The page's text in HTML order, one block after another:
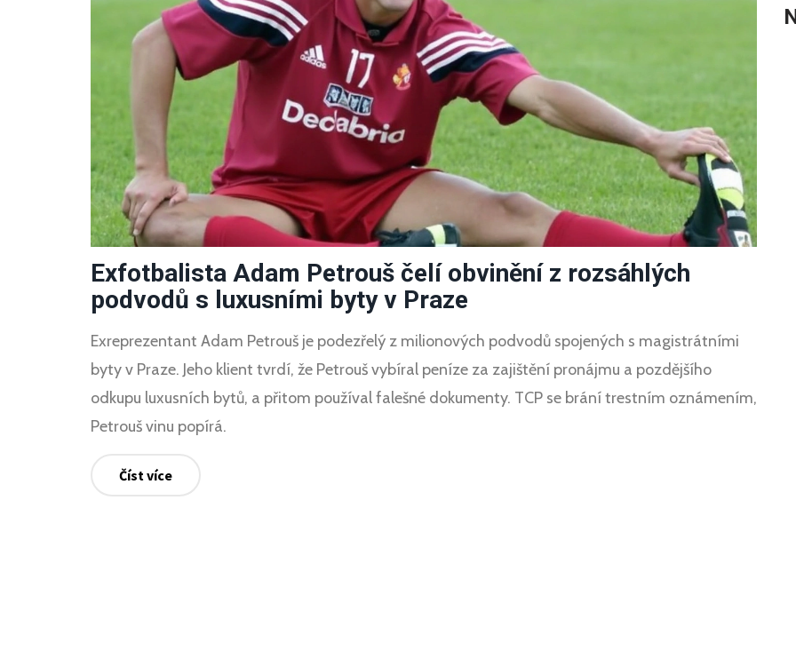
Exfotbalista Adam Petrouš čelí obvinění z rozsáhlých
podvodů s luxusními byty v Praze
Exreprezentant Adam Petrouš je podezřelý z milionových podvodů spojených s magistrátními
byty v Praze. Jeho klient tvrdí, že Petrouš vybíral peníze za zajištění pronájmu a pozdějšího
odkupu luxusních bytů, a přitom používal falešné dokumenty. TCP se brání trestním oznámením,
Petrouš vinu popírá.
Číst více